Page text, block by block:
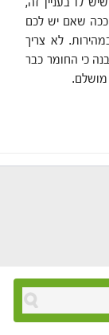
שיש לו בעניין זה,
ככה שאם יש לכם
לא צריך
כי החומר כבר
מושלם.